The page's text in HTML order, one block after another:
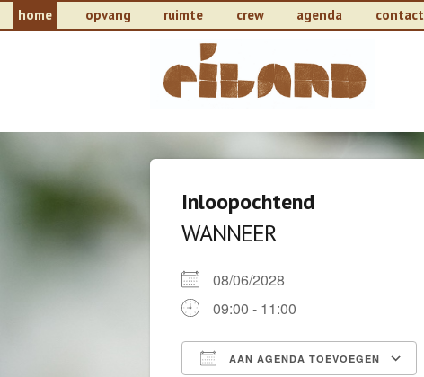
home opvang ruimte crew agenda contact
Inloopochtend
WANNEER
08/06/2028
09:00 - 11:00
AAN AGENDA TOEVOEGEN